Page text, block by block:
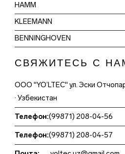
HAMM
KLEEMANN
BENNINGHOVEN
СВЯЖИТЕСЬ С
ООО "YO’LTEC" ул. Эски
· Узбекистан
Телефон:(99871) 208-04-56
Телефон:(99871) 208-04-57